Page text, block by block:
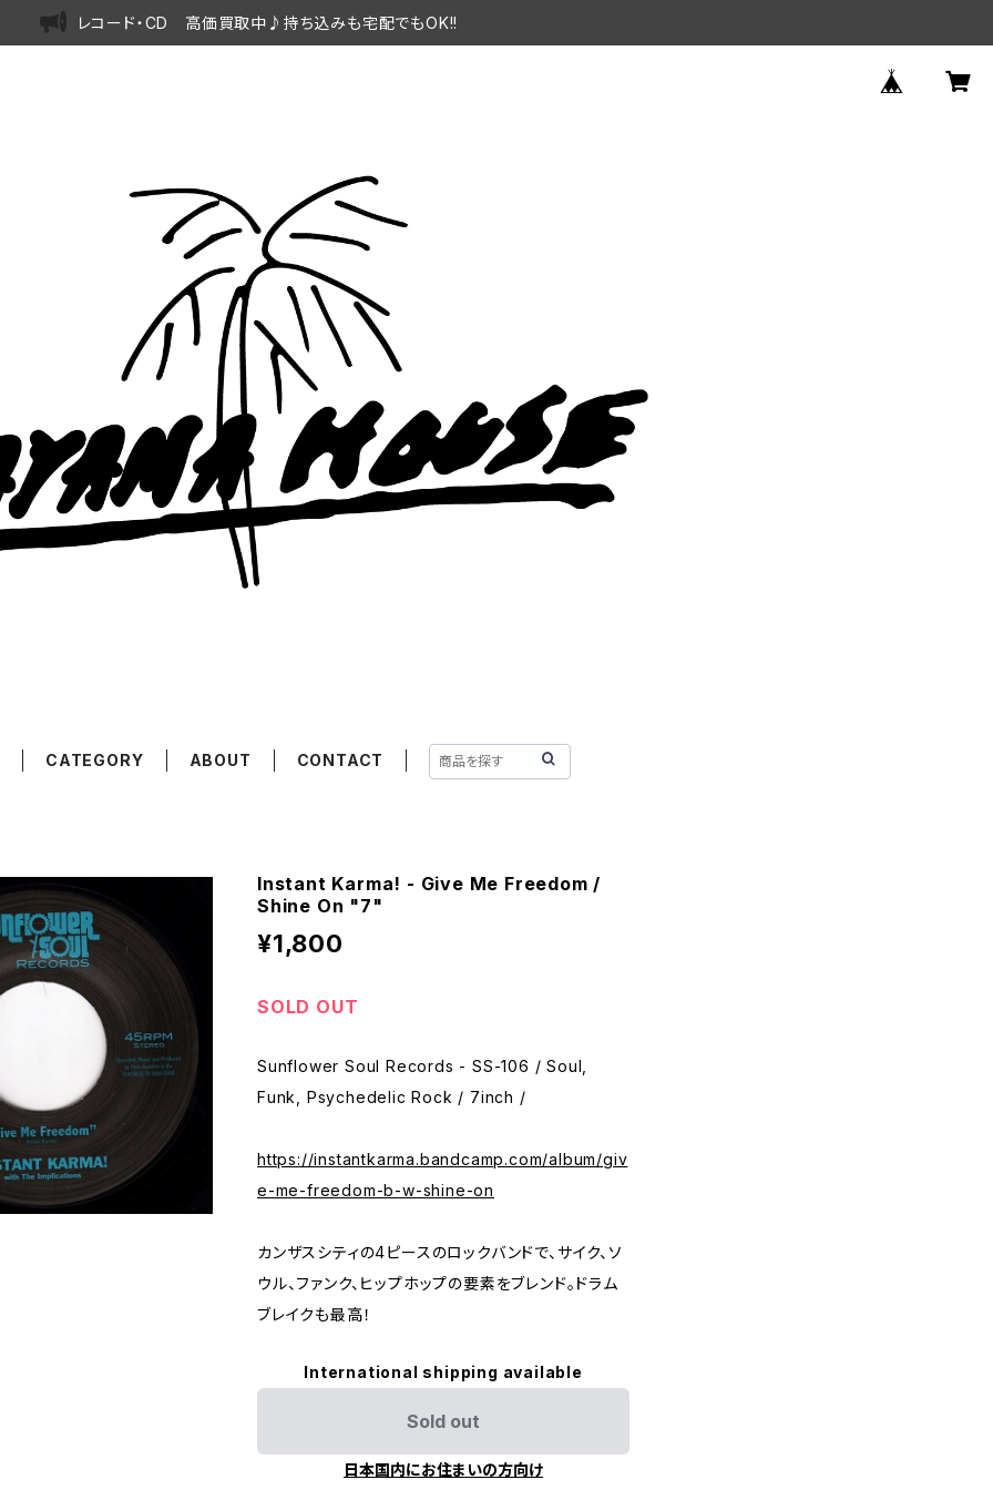
レコード・CD 高価買取中♪持ち込みも宅配でもOK!!
CATEGORY ABOUT CONTACT
Instant Karma! - Give Me Freedom /
Shine On "7"
¥1,800
SOLD OUT
Sunflower Soul Records - SS-106 / Soul,
Funk, Psychedelic Rock / 7inch /
https://instantkarma.bandcamp.com/album/giv
e-me-freedom-b-w-shine-on
カンザスシティの4ピースのロックバンドで、サイク、ソ
ウル、ファンク、ヒップホップの要素をブレンド。ドラム
ブレイクも最高！
International shipping available
Sold out
日本国内にお住まいの方向け